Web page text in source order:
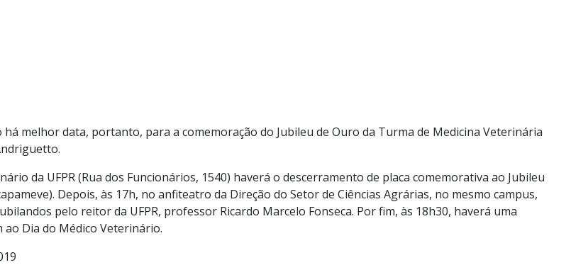
melhor data, portanto, para a comemoração do Jubileu de Ouro da Turma de Medicina Veterinária
da UFPR (Rua dos Funcionários, 1540) haverá o descerramento de placa comemorativa ao Jubileu
Depois, às 17h, no anfiteatro da Direção do Setor de Ciências Agrárias, no mesmo campus,
pelo reitor da UFPR, professor Ricardo Marcelo Fonseca. Por fim, às 18h30, haverá uma
ao Dia do Médico Veterinário.